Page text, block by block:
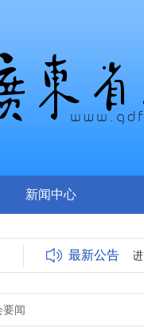
新闻中心
最新公告
全国就业与社会保障先进
要闻